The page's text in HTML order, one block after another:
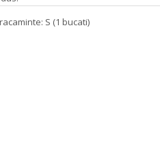
S (1 bucati)